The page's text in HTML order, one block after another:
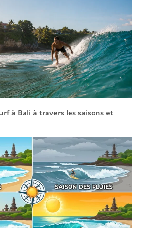
à Bali à travers les saisons et